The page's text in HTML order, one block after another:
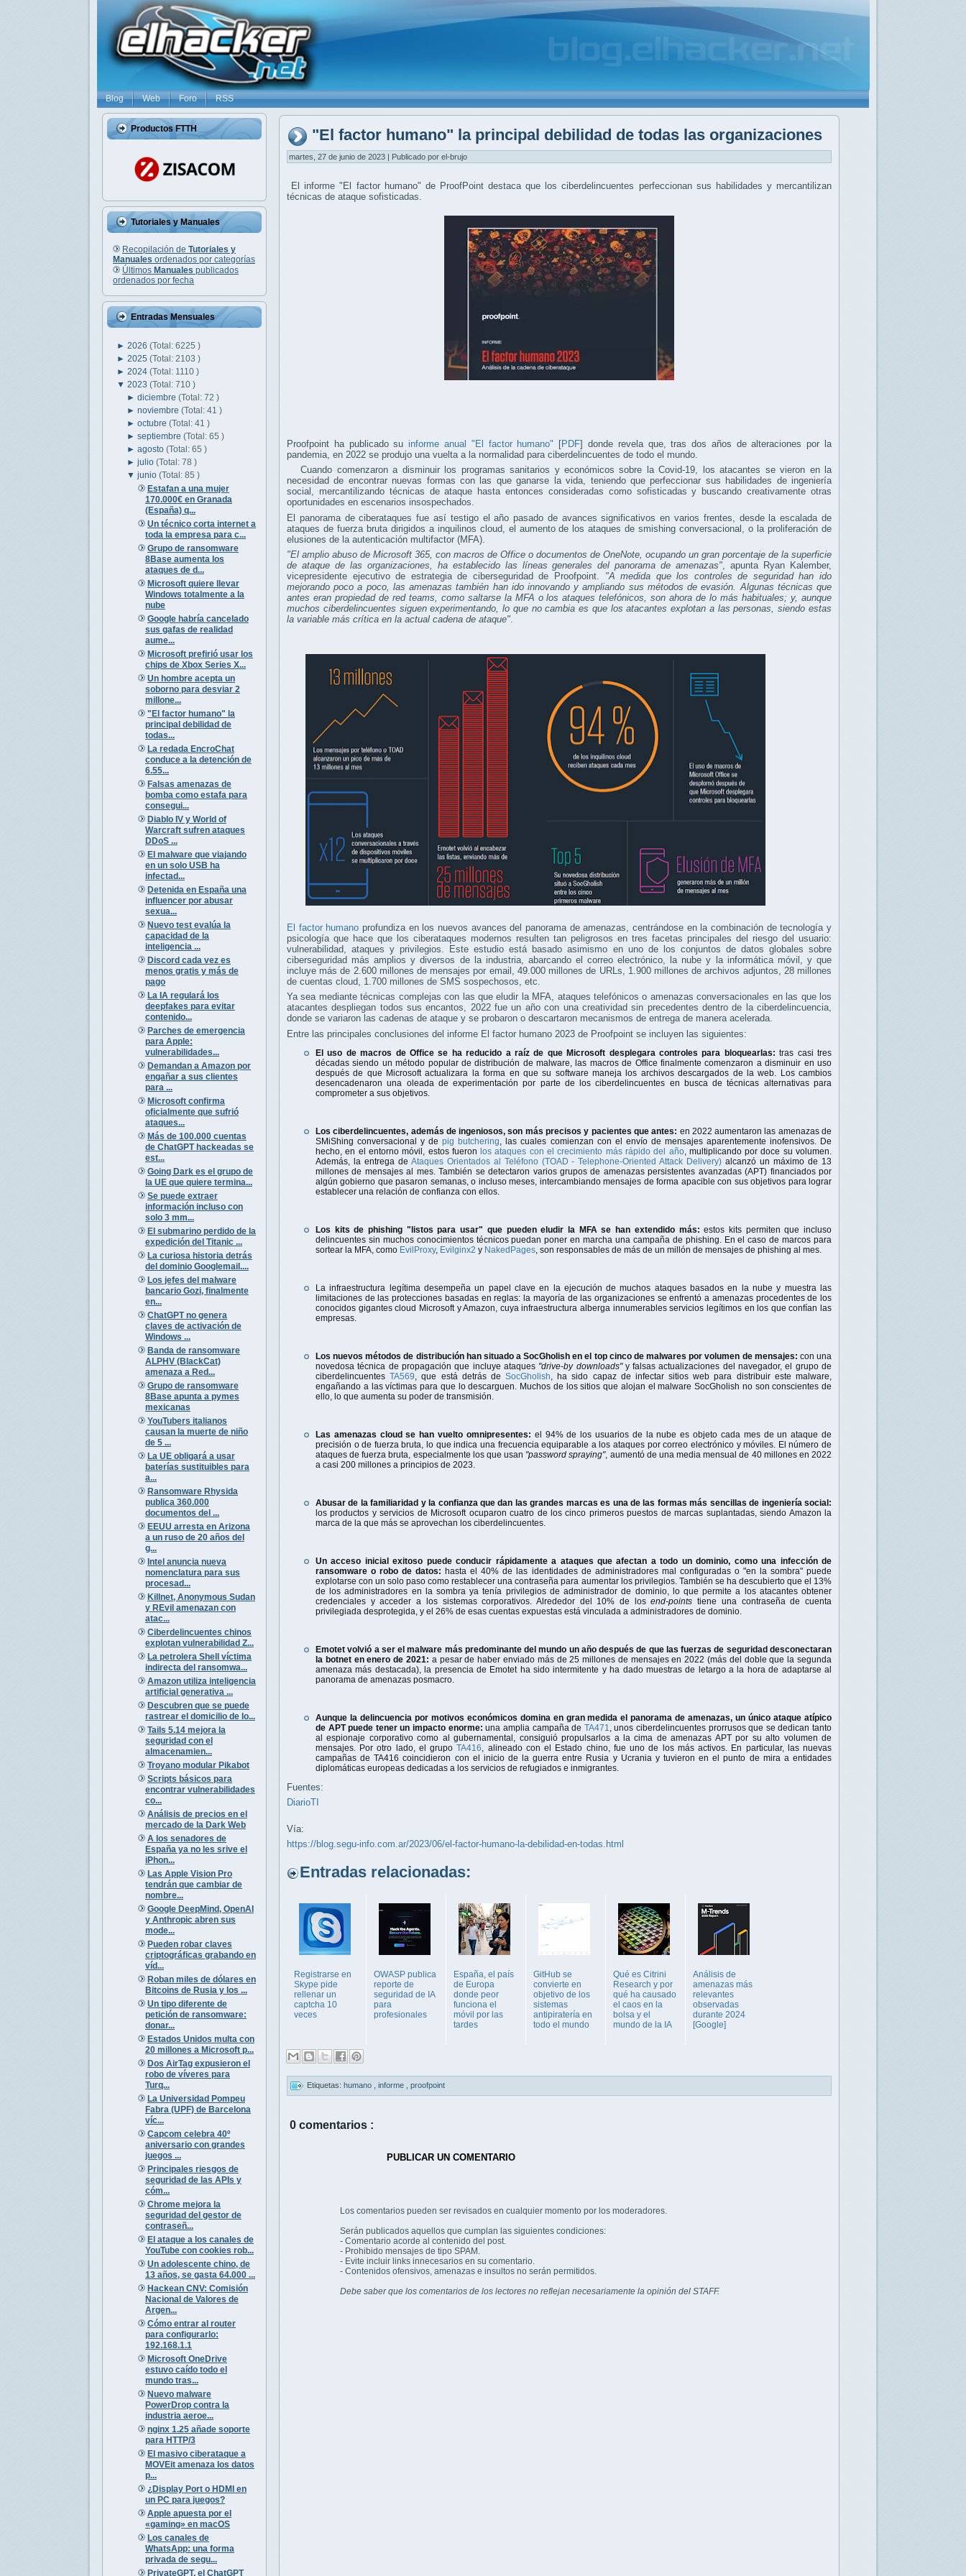
Blog Web Foro RSS
Productos FTTH
Tutoriales y Manuales
Recopilación de Tutoriales y
Manuales ordenados por categorías
Últimos Manuales publicados
ordenados por fecha
Entradas Mensuales
► 2026 (Total: 6225 )
► 2025 (Total: 2103 )
► 2024 (Total: 1110 )
▼ 2023 (Total: 710 )
►diciembre(Total: 72 )
►noviembre(Total: 41 )
►octubre(Total: 41 )
►septiembre(Total: 65 )
►agosto(Total: 65 )
►julio(Total: 78 )
▼junio(Total: 85 )
Estafan a una mujer
170.000€ en Granada
(España) q...
Un técnico corta internet a
toda la empresa para c...
Grupo de ransomware
8Base aumenta los
ataques de d...
Microsoft quiere llevar
Windows totalmente a la
nube
Google habría cancelado
sus gafas de realidad
aume...
Microsoft prefirió usar los
chips de Xbox Series X...
Un hombre acepta un
soborno para desviar 2
millone...
"El factor humano" la
principal debilidad de
todas...
La redada EncroChat
conduce a la detención de
6.55...
Falsas amenazas de
bomba como estafa para
consegui...
Diablo IV y World of
Warcraft sufren ataques
DDoS ...
El malware que viajando
en un solo USB ha
infectad...
Detenida en España una
influencer por abusar
sexua...
Nuevo test evalúa la
capacidad de la
inteligencia ...
Discord cada vez es
menos gratis y más de
pago
La IA regulará los
deepfakes para evitar
contenido...
Parches de emergencia
para Apple:
vulnerabilidades...
Demandan a Amazon por
engañar a sus clientes
para ...
Microsoft confirma
oficialmente que sufrió
ataques...
Más de 100.000 cuentas
de ChatGPT hackeadas se
est...
Going Dark es el grupo de
la UE que quiere termina...
Se puede extraer
información incluso con
solo 3 mm...
El submarino perdido de la
expedición del Titanic ...
La curiosa historia detrás
del dominio Googlemail....
Los jefes del malware
bancario Gozi, finalmente
en...
ChatGPT no genera
claves de activación de
Windows ...
Banda de ransomware
ALPHV (BlackCat)
amenaza a Red...
Grupo de ransomware
8Base apunta a pymes
mexicanas
YouTubers italianos
causan la muerte de niño
de 5 ...
La UE obligará a usar
baterías sustituibles para
a...
Ransomware Rhysida
publica 360.000
documentos del ...
EEUU arresta en Arizona
a un ruso de 20 años del
g...
Intel anuncia nueva
nomenclatura para sus
procesad...
Killnet, Anonymous Sudan
y REvil amenazan con
atac...
Ciberdelincuentes chinos
explotan vulnerabilidad Z...
La petrolera Shell víctima
indirecta del ransomwa...
Amazon utiliza inteligencia
artificial generativa ...
Descubren que se puede
rastrear el domicilio de lo...
Tails 5.14 mejora la
seguridad con el
almacenamien...
Troyano modular Pikabot
Scripts básicos para
encontrar vulnerabilidades
co...
Análisis de precios en el
mercado de la Dark Web
A los senadores de
España ya no les srive el
iPhon...
Las Apple Vision Pro
tendrán que cambiar de
nombre...
Google DeepMind, OpenAI
y Anthropic abren sus
mode...
Pueden robar claves
criptográficas grabando en
víd...
Roban miles de dólares en
Bitcoins de Rusia y los ...
Un tipo diferente de
petición de ransomware:
donar...
Estados Unidos multa con
20 millones a Microsoft p...
Dos AirTag expusieron el
robo de víveres para
Turq...
La Universidad Pompeu
Fabra (UPF) de Barcelona
víc...
Capcom celebra 40º
aniversario con grandes
juegos ...
Principales riesgos de
seguridad de las APIs y
cóm...
Chrome mejora la
seguridad del gestor de
contraseñ...
El ataque a los canales de
YouTube con cookies rob...
Un adolescente chino, de
13 años, se gasta 64.000 ...
Hackean CNV: Comisión
Nacional de Valores de
Argen...
Cómo entrar al router
para configurarlo:
192.168.1.1
Microsoft OneDrive
estuvo caído todo el
mundo tras...
Nuevo malware
PowerDrop contra la
industria aeroe...
nginx 1.25 añade soporte
para HTTP/3
El masivo ciberataque a
MOVEit amenaza los datos
p...
¿Display Port o HDMI en
un PC para juegos?
Apple apuesta por el
«gaming» en macOS
Los canales de
WhatsApp: una forma
privada de segu...
PrivateGPT, el ChatGPT
"El factor humano" la principal debilidad de todas las organizaciones
martes, 27 de junio de 2023 | Publicado por el-brujo
El informe "El factor humano" de ProofPoint destaca que los ciberdelincuentes perfeccionan sus habilidades y mercantilizan
técnicas de ataque sofisticadas.
Proofpoint ha publicado su informe anual "El factor humano" [PDF] donde revela que, tras dos años de alteraciones por la
pandemia, en 2022 se produjo una vuelta a la normalidad para ciberdelincuentes de todo el mundo.
Cuando comenzaron a disminuir los programas sanitarios y económicos sobre la Covid-19, los atacantes se vieron en la
necesidad de encontrar nuevas formas con las que ganarse la vida, teniendo que perfeccionar sus habilidades de ingeniería
social, mercantilizando técnicas de ataque hasta entonces consideradas como sofisticadas y buscando creativamente otras
oportunidades en escenarios insospechados.
El panorama de ciberataques fue así testigo el año pasado de avances significativos en varios frentes, desde la escalada de
ataques de fuerza bruta dirigidos a inquilinos cloud, el aumento de los ataques de smishing conversacional, o la proliferación de
elusiones de la autenticación multifactor (MFA).
"El amplio abuso de Microsoft 365, con macros de Office o documentos de OneNote, ocupando un gran porcentaje de la superficie
de ataque de las organizaciones, ha establecido las líneas generales del panorama de amenazas", apunta Ryan Kalember,
vicepresidente ejecutivo de estrategia de ciberseguridad de Proofpoint. "A medida que los controles de seguridad han ido
mejorando poco a poco, las amenazas también han ido innovando y ampliando sus métodos de evasión. Algunas técnicas que
antes eran propiedad de red teams, como saltarse la MFA o los ataques telefónicos, son ahora de lo más habituales; y, aunque
muchos ciberdelincuentes siguen experimentando, lo que no cambia es que los atacantes explotan a las personas, siendo estas
la variable más crítica en la actual cadena de ataque".
El factor humano profundiza en los nuevos avances del panorama de amenazas, centrándose en la combinación de tecnología y
psicología que hace que los ciberataques modernos resulten tan peligrosos en tres facetas principales del riesgo del usuario:
vulnerabilidad, ataques y privilegios. Este estudio está basado asimismo en uno de los conjuntos de datos globales sobre
ciberseguridad más amplios y diversos de la industria, abarcando el correo electrónico, la nube y la informática móvil, y que
incluye más de 2.600 millones de mensajes por email, 49.000 millones de URLs, 1.900 millones de archivos adjuntos, 28 millones
de cuentas cloud, 1.700 millones de SMS sospechosos, etc.
Ya sea mediante técnicas complejas con las que eludir la MFA, ataques telefónicos o amenazas conversacionales en las que los
atacantes despliegan todos sus encantos, 2022 fue un año con una creatividad sin precedentes dentro de la ciberdelincuencia,
donde se variaron las cadenas de ataque y se probaron o descartaron mecanismos de entrega de manera acelerada.
Entre las principales conclusiones del informe El factor humano 2023 de Proofpoint se incluyen las siguientes:
El uso de macros de Office se ha reducido a raíz de que Microsoft desplegara controles para bloquearlas: tras casi tres
décadas siendo un método popular de distribución de malware, las macros de Office finalmente comenzaron a disminuir en uso
después de que Microsoft actualizara la forma en que su software maneja los archivos descargados de la web. Los cambios
desencadenaron una oleada de experimentación por parte de los ciberdelincuentes en busca de técnicas alternativas para
comprometer a sus objetivos.
Los ciberdelincuentes, además de ingeniosos, son más precisos y pacientes que antes: en 2022 aumentaron las amenazas de
SMiShing conversacional y depig butchering , las cuales comienzan con el envío de mensajes aparentemente inofensivos. De
hecho, en el entorno móvil, estos fueronlos ataques con el crecimiento más rápido del año, multiplicando por doce su volumen.
Además, la entrega de Ataques Orientados al Teléfono (TOAD - Telephone-Oriented Attack Delivery) alcanzó un máximo de 13
millones de mensajes al mes. También se detectaron varios grupos de amenazas persistentes avanzadas (APT) financiados por
algún gobierno que pasaron semanas, o incluso meses, intercambiando mensajes de forma apacible con sus objetivos para lograr
establecer una relación de confianza con ellos.
Los kits de phishing "listos para usar" que pueden eludir la MFA se han extendido más: estos kits permiten que incluso
delincuentes sin muchos conocimientos técnicos puedan poner en marcha una campaña de phishing. En el caso de marcos para
sortear la MFA, como EvilProxy, Evilginx2 y NakedPages , son responsables de más de un millón de mensajes de phishing al mes.
La infraestructura legítima desempeña un papel clave en la ejecución de muchos ataques basados en la nube y muestra las
limitaciones de las protecciones basadas en reglas: la mayoría de las organizaciones se enfrentó a amenazas procedentes de los
conocidos gigantes cloud Microsoft y Amazon, cuya infraestructura alberga innumerables servicios legítimos en los que confían las
empresas.
Los nuevos métodos de distribución han situado a SocGholish en el top cinco de malwares por volumen de mensajes: con una
novedosa técnica de propagación que incluye ataques "drive-by downloads"y falsas actualizaciones del navegador, el grupo de
ciberdelincuentesTA569 , que está detrás deSocGholish , ha sido capaz de infectar sitios web para distribuir este malware,
engañando a las víctimas para que lo descarguen. Muchos de los sitios que alojan el malware SocGholish no son conscientes de
ello, lo que aumenta su poder de transmisión.
Las amenazas cloud se han vuelto omnipresentes: el 94% de los usuarios de la nube es objeto cada mes de un ataque de
precisión o de fuerza bruta, lo que indica una frecuencia equiparable a los ataques por correo electrónico y móviles. El número de
ataques de fuerza bruta, especialmente los que usan "password spraying", aumentó de una media mensual de 40 millones en 2022
a casi 200 millones a principios de 2023.
Abusar de la familiaridad y la confianza que dan las grandes marcas es una de las formas más sencillas de ingeniería social:
los productos y servicios de Microsoft ocuparon cuatro de los cinco primeros puestos de marcas suplantadas, siendo Amazon la
marca de la que más se aprovechan los ciberdelincuentes.
Un acceso inicial exitoso puede conducir rápidamente a ataques que afectan a todo un dominio, como una infección de
ransomware o robo de datos: hasta el 40% de las identidades de administradores mal configuradas o "en la sombra" puede
explotarse con un solo paso como restablecer una contraseña para aumentar los privilegios. También se ha descubierto que el 13%
de los administradores en la sombra ya tenía privilegios de administrador de dominio, lo que permite a los atacantes obtener
credenciales y acceder a los sistemas corporativos. Alrededor del 10% de losend-points tiene una contraseña de cuenta
privilegiada desprotegida, y el 26% de esas cuentas expuestas está vinculada a administradores de dominio.
Emotet volvió a ser el malware más predominante del mundo un año después de que las fuerzas de seguridad desconectaran
la botnet en enero de 2021: a pesar de haber enviado más de 25 millones de mensajes en 2022 (más del doble que la segunda
amenaza más destacada), la presencia de Emotet ha sido intermitente y ha dado muestras de letargo a la hora de adaptarse al
panorama de amenazas posmacro.
Aunque la delincuencia por motivos económicos domina en gran medida el panorama de amenazas, un único ataque atípico
de APT puede tener un impacto enorme: una amplia campaña de TA471
, unos ciberdelincuentes prorrusos que se dedican tanto
al espionaje corporativo como al gubernamental, consiguió propulsarlos a la cima de amenazas APT por su alto volumen de
mensajes. Por otro lado, el grupoTA416
, alineado con el Estado chino, fue uno de los más activos. En particular, las nuevas
campañas de TA416 coincidieron con el inicio de la guerra entre Rusia y Ucrania y tuvieron en el punto de mira a entidades
diplomáticas europeas dedicadas a los servicios de refugiados e inmigrantes.
Fuentes:
DiarioTI
Vía:
https://blog.segu-info.com.ar/2023/06/el-factor-humano-la-debilidad-en-todas.html
Entradas relacionadas:
Registrarse en
Skype pide
rellenar un
captcha 10
veces
OWASP publica
reporte de
seguridad de IA
para
profesionales
España, el país
de Europa
donde peor
funciona el
móvil por las
tardes
GitHub se
convierte en
objetivo de los
sistemas
antipiratería en
todo el mundo
Qué es Citrini
Research y por
qué ha causado
el caos en la
bolsa y el
mundo de la IA
Análisis de
amenazas más
relevantes
observadas
durante 2024
[Google]
Etiquetas: humano informe proofpoint
0 comentarios :
PUBLICAR UN COMENTARIO
Los comentarios pueden ser revisados en cualquier momento por los moderadores.
Serán publicados aquellos que cumplan las siguientes condiciones:
- Comentario acorde al contenido del post.
- Prohibido mensajes de tipo SPAM.
- Evite incluir links innecesarios en su comentario.
- Contenidos ofensivos, amenazas e insultos no serán permitidos.
Debe saber que los comentarios de los lectores no reflejan necesariamente la opinión del STAFF.